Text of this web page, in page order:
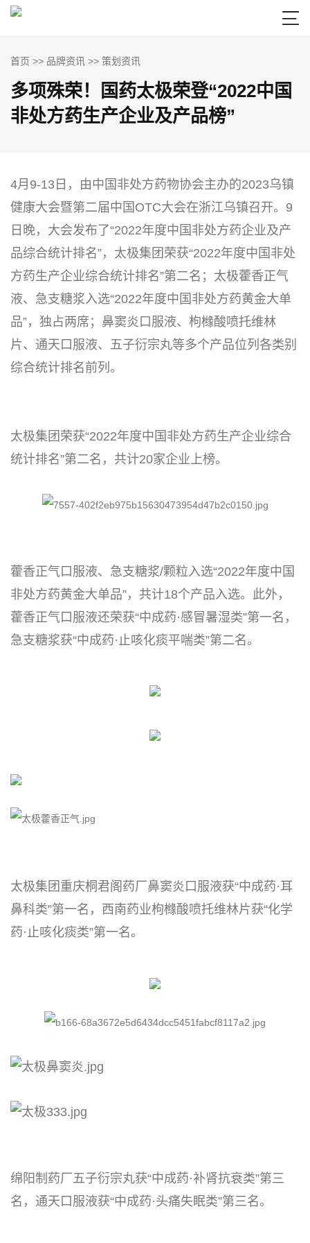

首页 >> 品牌资讯 >> 策划资讯
多项殊荣！国药太极荣登“2022中国
非处方药生产企业及产品榜”
4月9-13日，由中国非处方药物协会主办的2023乌镇
健康大会暨第二届中国OTC大会在浙江乌镇召开。9
日晚，大会发布了“2022年度中国非处方药企业及产
品综合统计排名”，太极集团荣获“2022年度中国非处
方药生产企业综合统计排名”第二名；太极藿香正气
液、急支糖浆入选“2022年度中国非处方药黄金大单
品”，独占两席；鼻窦炎口服液、枸橼酸喷托维林
片、通天口服液、五子衍宗丸等多个产品位列各类别
综合统计排名前列。
太极集团荣获“2022年度中国非处方药生产企业综合
统计排名”第二名，共计20家企业上榜。
藿香正气口服液、急支糖浆/颗粒入选“2022年度中国
非处方药黄金大单品”，共计18个产品入选。此外，
藿香正气口服液还荣获“中成药·感冒暑湿类”第一名，
急支糖浆获“中成药·止咳化痰平喘类”第二名。
太极集团重庆桐君阁药厂鼻窦炎口服液获“中成药·耳
鼻科类”第一名，西南药业枸橼酸喷托维林片获“化学
药·止咳化痰类”第一名。
绵阳制药厂五子衍宗丸获“中成药·补肾抗衰类”第三
名，通天口服液获“中成药·头痛失眠类”第三名。